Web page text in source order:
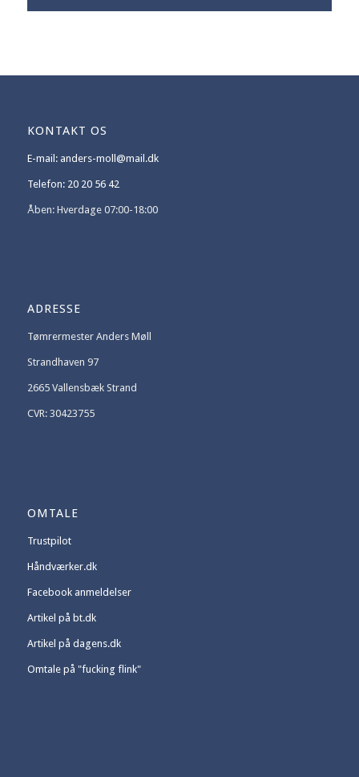
KONTAKT OS
E-mail: anders-moll@mail.dk
Telefon: 20 20 56 42
Åben: Hverdage 07:00-18:00
ADRESSE
Tømrermester Anders Møll
Strandhaven 97
2665 Vallensbæk Strand
CVR: 30423755
OMTALE
Trustpilot
Håndværker.dk
Facebook anmeldelser
Artikel på bt.dk
Artikel på dagens.dk
Omtale på "fucking flink"